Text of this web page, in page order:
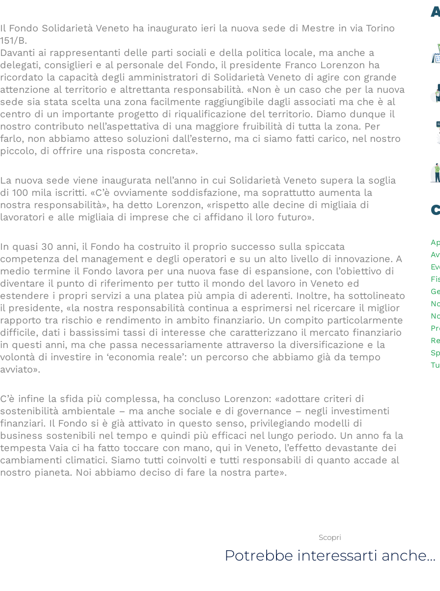
Il Fondo Solidarietà Veneto ha inaugurato ieri la nuova sede di Mestre in via Torino
151/B.
Davanti ai rappresentanti delle parti sociali e della politica locale, ma anche a
delegati, consiglieri e al personale del Fondo, il presidente Franco Lorenzon ha
ricordato la capacità degli amministratori di Solidarietà Veneto di agire con grande
attenzione al territorio e altrettanta responsabilità. «Non è un caso che per la nuova
sede sia stata scelta una zona facilmente raggiungibile dagli associati ma che è al
centro di un importante progetto di riqualificazione del territorio. Diamo dunque il
nostro contributo nell’aspettativa di una maggiore fruibilità di tutta la zona. Per
farlo, non abbiamo atteso soluzioni dall’esterno, ma ci siamo fatti carico, nel nostro
piccolo, di offrire una risposta concreta».
La nuova sede viene inaugurata nell’anno in cui Solidarietà Veneto supera la soglia
di 100 mila iscritti. «C’è ovviamente soddisfazione, ma soprattutto aumenta la
nostra responsabilità», ha detto Lorenzon, «rispetto alle decine di migliaia di
lavoratori e alle migliaia di imprese che ci affidano il loro futuro».
In quasi 30 anni, il Fondo ha costruito il proprio successo sulla spiccata
competenza del management e degli operatori e su un alto livello di innovazione. A
medio termine il Fondo lavora per una nuova fase di espansione, con l’obiettivo di
diventare il punto di riferimento per tutto il mondo del lavoro in Veneto ed
estendere i propri servizi a una platea più ampia di aderenti. Inoltre, ha sottolineato
il presidente, «la nostra responsabilità continua a esprimersi nel ricercare il miglior
rapporto tra rischio e rendimento in ambito finanziario. Un compito particolarmente
difficile, dati i bassissimi tassi di interesse che caratterizzano il mercato finanziario
in questi anni, ma che passa necessariamente attraverso la diversificazione e la
volontà di investire in ‘economia reale’: un percorso che abbiamo già da tempo
avviato».
C’è infine la sfida più complessa, ha concluso Lorenzon: «adottare criteri di
sostenibilità ambientale – ma anche sociale e di governance – negli investimenti
finanziari. Il Fondo si è già attivato in questo senso, privilegiando modelli di
business sostenibili nel tempo e quindi più efficaci nel lungo periodo. Un anno fa la
tempesta Vaia ci ha fatto toccare con mano, qui in Veneto, l’effetto devastante dei
cambiamenti climatici. Siamo tutti coinvolti e tutti responsabili di quanto accade al
nostro pianeta. Noi abbiamo deciso di fare la nostra parte».
Scopri
Potrebbe interessarti anche…